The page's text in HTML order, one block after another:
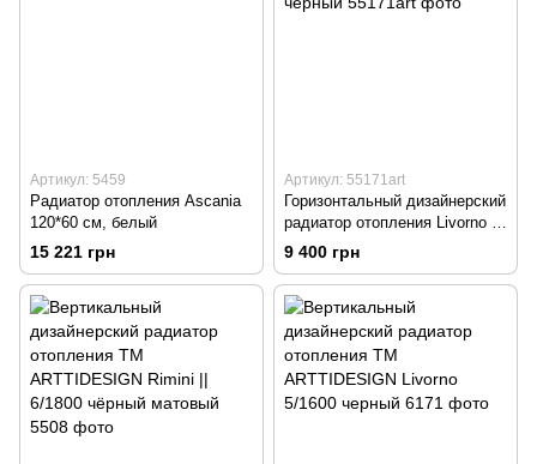
Артикул: 5459
Радиатор отопления Ascania
120*60 см, белый
15 221 грн
Артикул: 55171art
Горизонтальный дизайнерский
радиатор отопления Livorno G
8/1000 черный
9 400 грн